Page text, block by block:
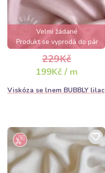
Velmi žádané
Produkt se vyprodá do pár
hodin
229Kč
199Kč / m
Viskóza se lnem BUBBLY lilac